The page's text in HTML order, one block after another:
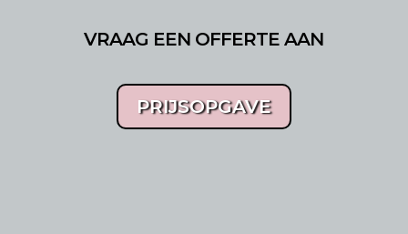
VRAAG EEN OFFERTE AAN
PRIJSOPGAVE